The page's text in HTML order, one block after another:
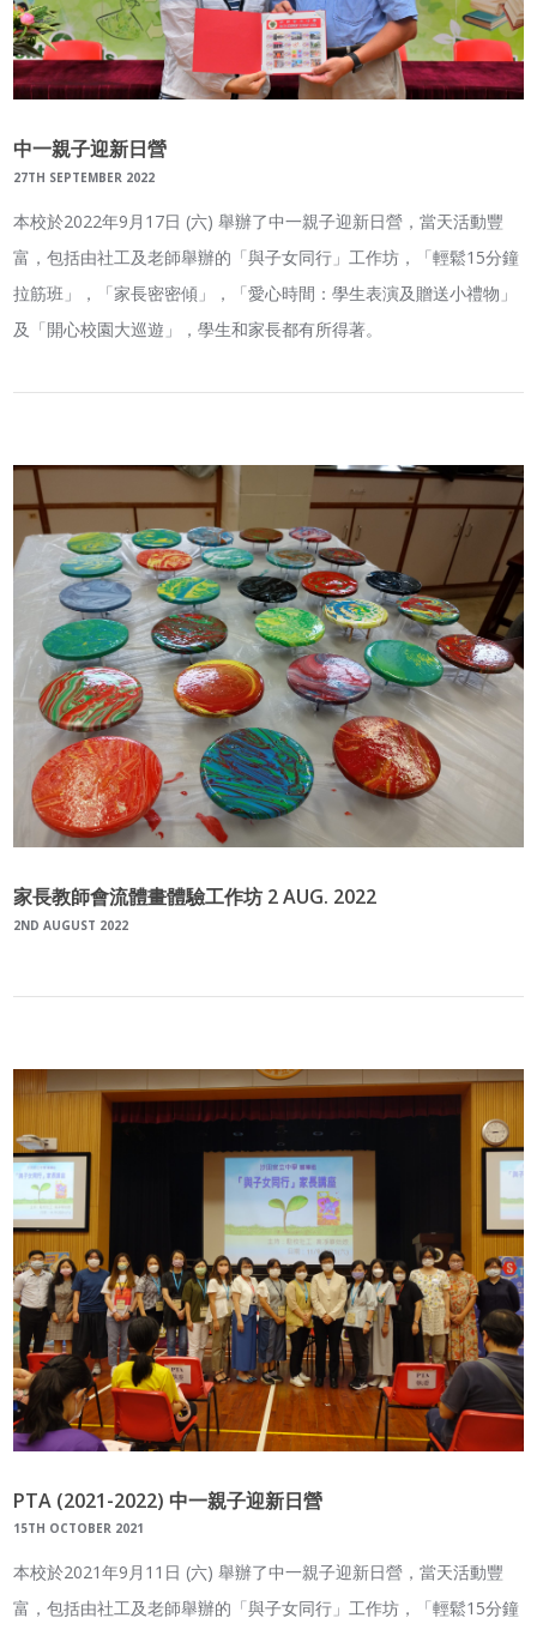
中一親子迎新日營
27TH SEPTEMBER 2022
本校於2022年9月17日 (六) 舉辦了中一親子迎新日營，當天活動豐
富，包括由社工及老師舉辦的「與子女同行」工作坊，「輕鬆15分鐘
拉筋班」，「家長密密傾」，「愛心時間：學生表演及贈送小禮物」
及「開心校園大巡遊」，學生和家長都有所得著。
家長教師會流體畫體驗工作坊 2 AUG. 2022
2ND AUGUST 2022
PTA (2021-2022) 中一親子迎新日營
15TH OCTOBER 2021
本校於2021年9月11日 (六) 舉辦了中一親子迎新日營，當天活動豐
富，包括由社工及老師舉辦的「與子女同行」工作坊，「輕鬆15分鐘